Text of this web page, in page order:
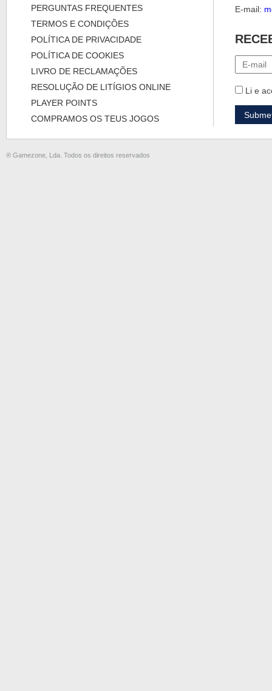
PERGUNTAS FREQUENTES
TERMOS E CONDIÇÕES
POLÍTICA DE PRIVACIDADE
POLÍTICA DE COOKIES
LIVRO DE RECLAMAÇÕES
RESOLUÇÃO DE LITÍGIOS ONLINE
PLAYER POINTS
COMPRAMOS OS TEUS JOGOS
E-mail:
Li e
® Gamezone, Lda. Todos os direitos reservados